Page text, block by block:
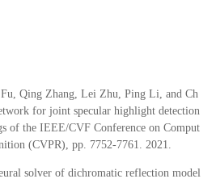
Qing Zhang, Lei Zhu, Ping Li, and Ch
for joint specular highlight detection
of the IEEE/CVF Conference on Comput
(CVPR), pp. 7752-7761. 2021.
solver of dichromatic reflection model